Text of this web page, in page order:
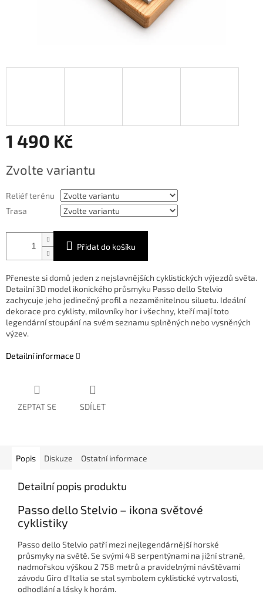
1 490 Kč
cena:
Zvolte variantu
Reliéf terénu
Trasa
Přidat do košíku
Přeneste si domů jeden z nejslavnějších cyklistických výjezdů světa.
Detailní 3D model ikonického průsmyku Passo dello Stelvio
zachycuje jeho jedinečný profil a nezaměnitelnou siluetu. Ideální
dekorace pro cyklisty, milovníky hor i všechny, kteří mají toto
legendární stoupání na svém seznamu splněných nebo vysněných
výzev.
Detailní informace
ZEPTAT SE SDÍLET
Popis Diskuze Ostatní informace
Detailní popis produktu
Passo dello Stelvio – ikona světové
cyklistiky
Passo dello Stelvio patří mezi nejlegendárnější horské
průsmyky na světě. Se svými 48 serpentýnami na jižní straně,
nadmořskou výškou 2 758 metrů a pravidelnými návštěvami
závodu Giro d'Italia se stal symbolem cyklistické vytrvalosti,
odhodlání a lásky k horám.